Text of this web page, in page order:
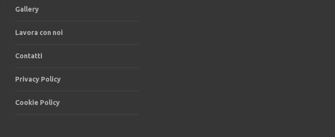
Gallery
Lavora con noi
Contatti
Privacy Policy
Cookie Policy